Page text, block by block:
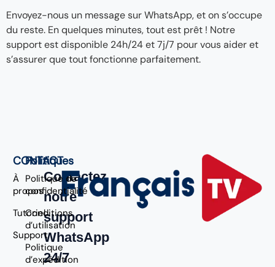
Envoyez-nous un message sur WhatsApp, et on s’occupe
du reste. En quelques minutes, tout est prêt ! Notre
support est disponible 24h/24 et 7j/7 pour vous aider et
s’assurer que tout fonctionne parfaitement.
CONTACT
À
propos
Tutoriel
Support
Politiques
Politique de
confidentialité
Conditions
d’utilisation
Politique
d’expédition
Contactez
notre
support
WhatsApp
24/7